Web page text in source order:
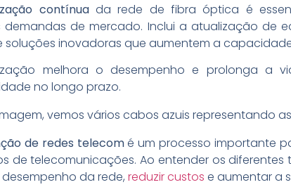
contínuada rede de fibra óptica é
demandas de mercado. Inclui a atualização de
inovadoras que aumentem a
melhora o desempenho e prolonga a
no longo prazo.
de redes telecomé um processo importante
de telecomunicações. Ao entender os
da rede, reduzir custos e aumentar a